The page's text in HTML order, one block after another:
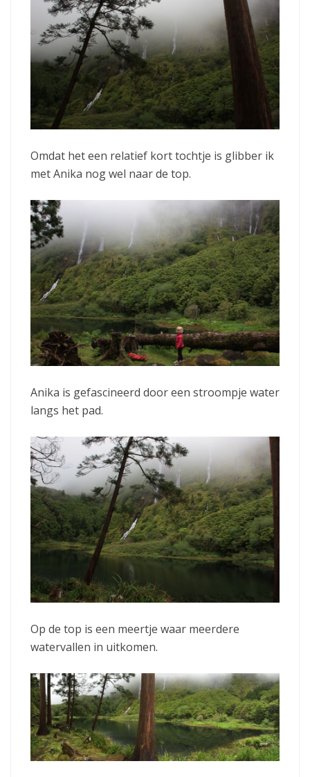
Omdat het een relatief kort tochtje is glibber ik
met Anika nog wel naar de top.
Anika is gefascineerd door een stroompje water
langs het pad.
Op de top is een meertje waar meerdere
watervallen in uitkomen.